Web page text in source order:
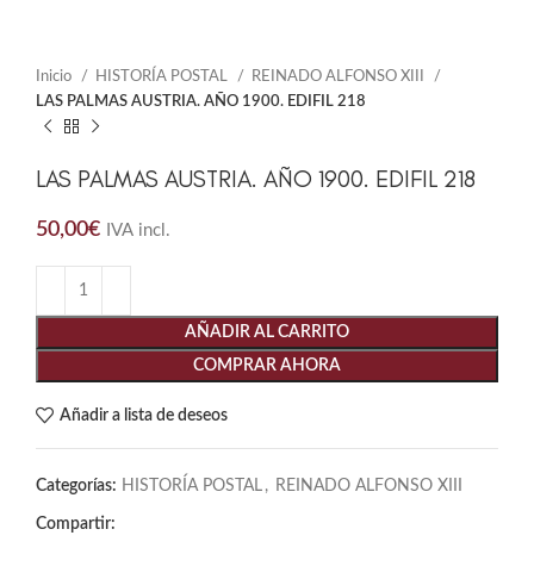
Inicio HISTORÍA POSTAL
REINADO ALFONSO XIII
LAS PALMAS AUSTRIA. AÑO 1900. EDIFIL 218
LAS PALMAS AUSTRIA. AÑO 1900. EDIFIL 218
50,00€ IVA incl.
AÑADIR AL CARRITO
COMPRAR AHORA
Añadir a lista de deseos
Categorías: HISTORÍA POSTAL , REINADO ALFONSO XIII
Compartir: